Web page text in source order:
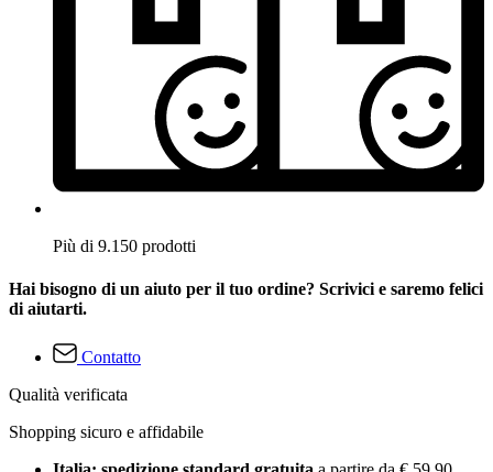
Più di 9.150 prodotti
Hai bisogno di un aiuto per il tuo ordine? Scrivici e saremo felici
di aiutarti.
Contatto
Qualità verificata
Shopping sicuro e affidabile